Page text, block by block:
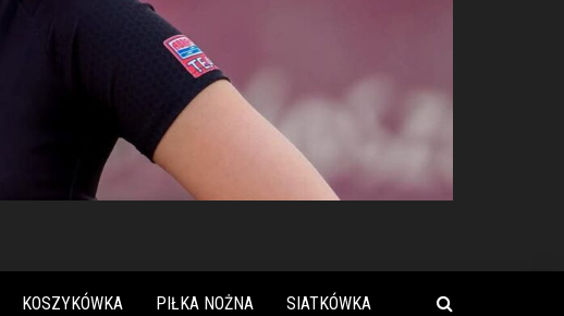
KOSZYKÓWKA PIŁKA NOŻNA SIATKÓWKA